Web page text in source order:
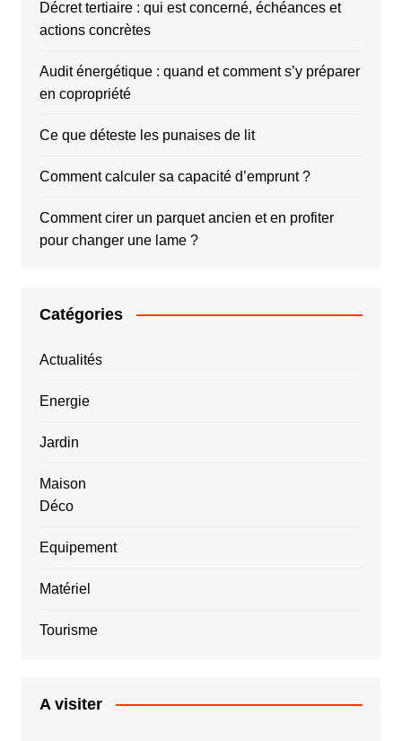
Décret tertiaire : qui est concerné, échéances et
actions concrètes
Audit énergétique : quand et comment s’y préparer
en copropriété
Ce que déteste les punaises de lit
Comment calculer sa capacité d’emprunt ?
Comment cirer un parquet ancien et en profiter
pour changer une lame ?
Catégories
Actualités
Energie
Jardin
Maison
Déco
Equipement
Matériel
Tourisme
A visiter